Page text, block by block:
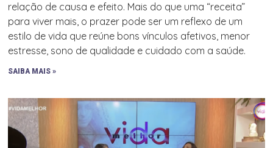
relação de causa e efeito. Mais do que uma “receita”
para viver mais, o prazer pode ser um reflexo de um
estilo de vida que reúne bons vínculos afetivos, menor
estresse, sono de qualidade e cuidado com a saúde.
SAIBA MAIS »